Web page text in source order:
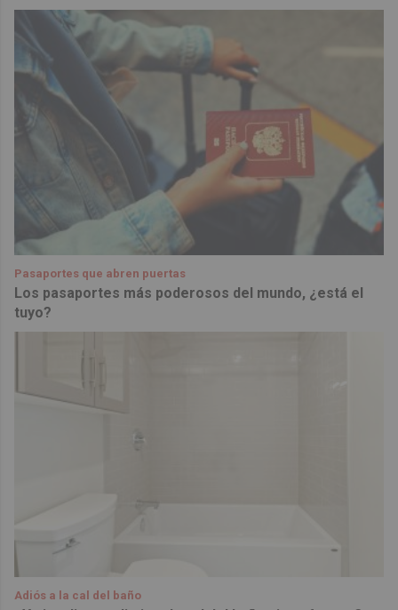
Pasaportes que abren puertas
Los pasaportes más poderosos del mundo, ¿está el
tuyo?
Adiós a la cal del baño